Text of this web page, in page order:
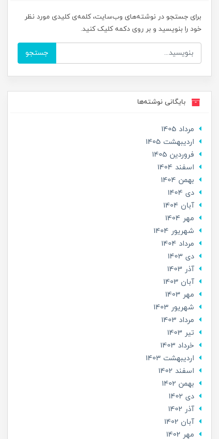
برای جستجو در نوشته‌های وب‌سایت، کلمه‌ی کلیدی مورد نظر
خود را بنویسید و بر روی دکمه کلیک کنید.
جستجو
بایگانی نوشته‌ها
مرداد 1405
ارديبهشت 1405
فروردین 1405
اسفند 1404
بهمن 1404
دی 1404
آبان 1404
مهر 1404
شهریور 1404
مرداد 1404
دی 1403
آذر 1403
آبان 1403
مهر 1403
شهریور 1403
مرداد 1403
تير 1403
خرداد 1403
ارديبهشت 1403
اسفند 1402
بهمن 1402
دی 1402
آذر 1402
آبان 1402
مهر 1402